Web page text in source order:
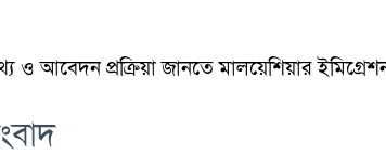
ও আবেদন প্রক্রিয়া জানতে মালয়েশিয়ার